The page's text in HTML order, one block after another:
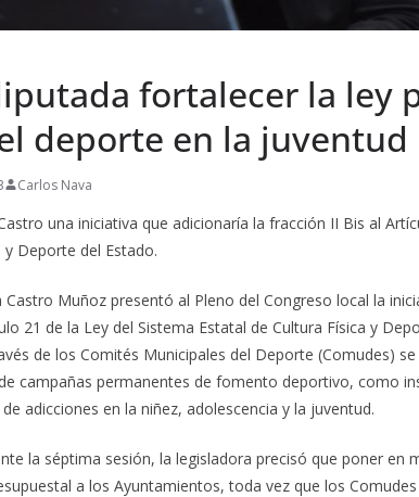
fortalecer la ley
deporte en la juventud
Carlos Nava
una iniciativa que adicionaría la fracción II Bis al
y Deporte del Estado.
Castro Muñoz presentó al Pleno del Congreso local la
21 de la Ley del Sistema Estatal de Cultura Física y
de los Comités Municipales del Deporte (Comudes)
campañas permanentes de fomento deportivo, como
adicciones en la niñez, adolescencia y la juventud.
la séptima sesión, la legisladora precisó que poner en
a los Ayuntamientos, toda vez que los